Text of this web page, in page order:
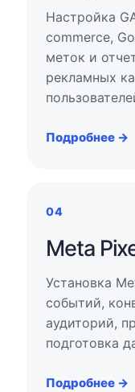
Настройка
commerce,
меток и
рекламных
Подробнее →
04
Meta
Установка
событий,
аудиторий,
подготовка
Подробнее →